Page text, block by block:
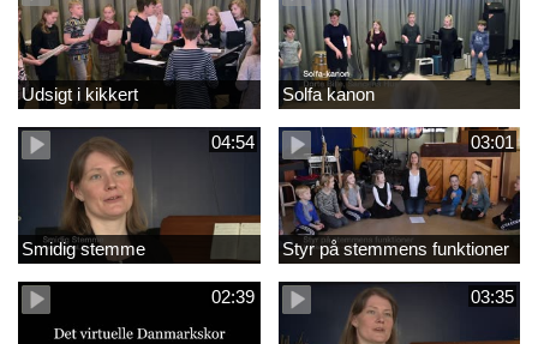
Udsigt i kikkert Solfa kanon
04:54
Smidig stemme
03:01
Styr på stemmens funktioner
02:39 03:35